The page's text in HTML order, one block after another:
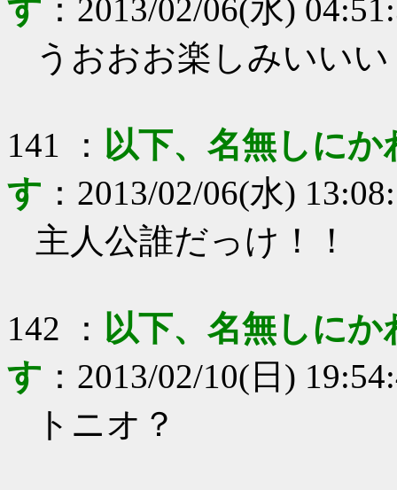
す ： 2013/02/06(水)
うおおお楽しみいい
141 ： 以下、名無しに
す ： 2013/02/06(水)
主人公誰だっけ！！
142 ： 以下、名無しに
す ： 2013/02/10(日)
トニオ？